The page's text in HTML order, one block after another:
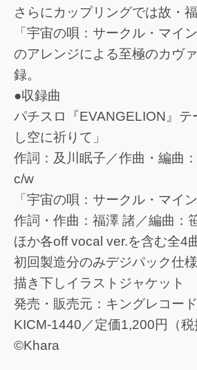
さらにカップリングでは故・
「宇宙の唄：サークル・マイ
のアレンジによる至極のカヴ
録。
●収録曲
パチスロ『EVANGELION』テ
し空に祈りて」
作詞：及川眠子／作曲・編曲
c/w
「宇宙の唄：サークル・マイン
作詞・作曲：福澤 諸／編曲：
ほか各off vocal ver.を含む全4
初回製造分のみデジパック仕様
描き下しイラストジャケット
発売・販売元：キングレコード
KICM-1440／定価1,200円（税
©Khara